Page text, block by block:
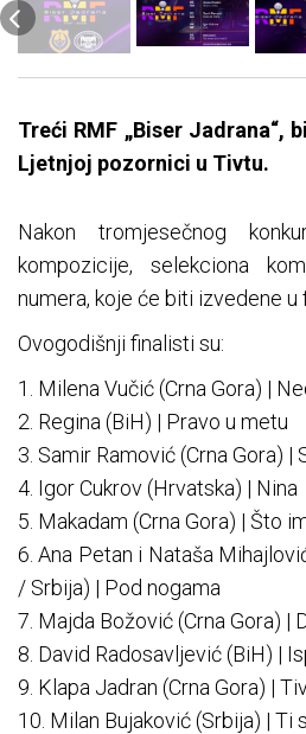
Treći RMF „Biser Jadrana“,
Ljetnjoj pozornici u Tivtu.
Nakon tromjesečnog
kompozicije, selekciona
numera, koje će biti izvedene u
Ovogodišnji finalisti su:
1. Milena Vučić (Crna Gora) |
2. Regina (BiH) | Pravo u metu
3. Samir Ramović (Crna Gora) |
4. Igor Cukrov (Hrvatska) | Nina
5. Makadam (Crna Gora) | Što
6. Ana Petan i Nataša
/ Srbija) | Pod nogama
7. Majda Božović (Crna Gora) |
8. David Radosavljević (BiH) |
9. Klapa Jadran (Crna Gora) |
10. Milan Bujaković (Srbija) | Ti